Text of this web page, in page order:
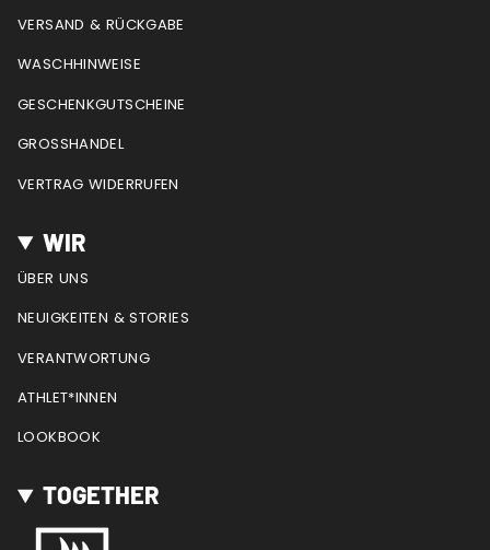
a
VERSAND & RÜCKGABE
WASCHHINWEISE
GESCHENKGUTSCHEINE
GROSSHANDEL
VERTRAG WIDERRUFEN
WIR
ÜBER UNS
NEUIGKEITEN & STORIES
VERANTWORTUNG
ATHLET*INNEN
LOOKBOOK
TOGETHER